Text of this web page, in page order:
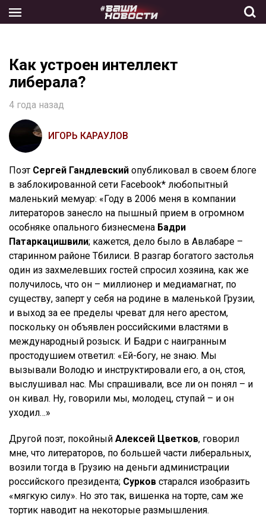
the
Как устроен интеллект
либерала?
4 года назад
ИГОРЬ КАРАУЛОВ
Поэт Сергей Гандлевский опубликовал в своем блоге
в заблокированной сети Facebook* любопытный
маленький мемуар: «Году в 2006 меня в компании
литераторов занесло на пышный прием в огромном
особняке опального бизнесмена Бадри
Патаркацишвили; кажется, дело было в Авлабаре –
старинном районе Тбилиси. В разгар богатого застолья
один из захмелевших гостей спросил хозяина, как же
получилось, что он – миллионер и медиамагнат, по
существу, заперт у себя на родине в маленькой Грузии,
и выход за ее пределы чреват для него арестом,
поскольку он объявлен российскими властями в
международный розыск. И Бадри с наигранным
простодушием ответил: «Ей-богу, не знаю. Мы
вызывали Володю и инструктировали его, а он, стоя,
выслушивал нас. Мы спрашивали, все ли он понял – и
он кивал. Ну, говорили мы, молодец, ступай – и он
уходил…»
Другой поэт, покойный Алексей Цветков, говорил
мне, что литераторов, по большей части либеральных,
возили тогда в Грузию на деньги администрации
российского президента; Сурков старался изобразить
«мягкую силу». Но это так, вишенка на торте, сам же
тортик наводит на некоторые размышления.